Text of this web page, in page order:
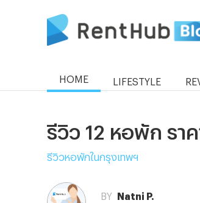
HOME LIFESTYLE
รีวิว 12 หอพัก ราค
รีวิวหอพักในกรุงเทพฯ
BY
Natni P.